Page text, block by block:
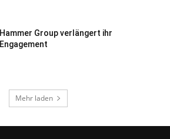
Hammer Group verlängert ihr
Engagement
Mehr laden